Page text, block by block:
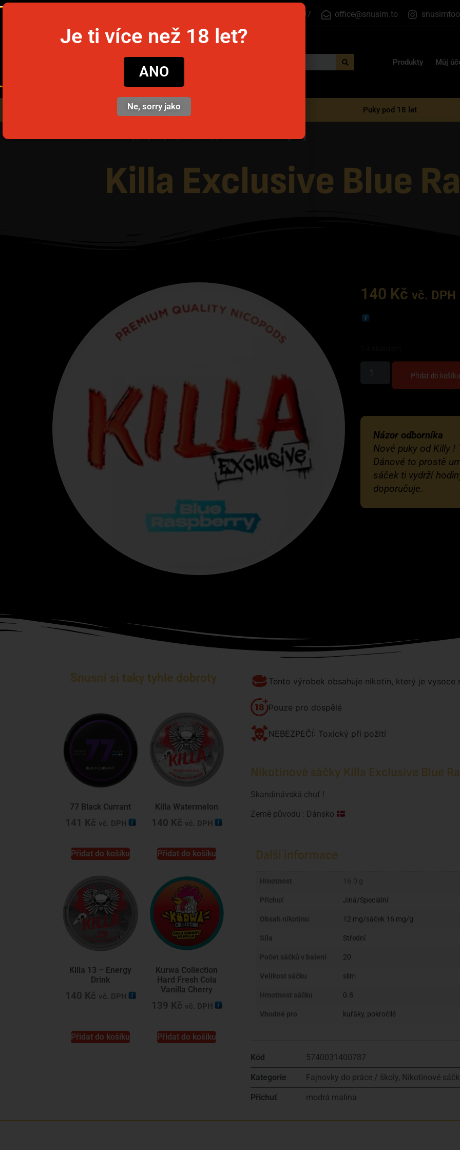
+420 555 500 807 office@snusim.to snusimtoo
snusim Produkty Můj
Puky pod 18 let
/ Killa Exclusive Blue Raspberry
Killa Exclusive Blue
140 Kč vč. DPH
Přidat do košíku
Názor odborníka
Nové puky od Killy
Dánové to prostě
sáček ti vydrží
doporučuje.
Snusni si taky tyhle dobroty
77 Black Currant
141 Kč vč. DPH
Přidat do košíku
Killa Watermelon
140 Kč vč. DPH
Přidat do košíku
Killa 13 – Energy
Drink
140 Kč vč. DPH
Přidat do košíku
Kurwa Collection
Hard Fresh Cola
Vanilla Cherry
139 Kč vč. DPH
Přidat do košíku
Tento výrobek obsahuje nikotin, který je vysoce
Pouze pro dospělé
NEBEZPEČÍ: Toxický při požití
Nikotinové sáčky Killa Exclusive Blue
Skandinávská chuť !
Země původu : Dánsko
Další informace
Hmotnost 16.0 g
Příchuť Jiná/Speciální
Obsah nikotinu 12 mg/sáček 16 mg/g
Síla Střední
Počet sáčků v balení 20
Velikost sáčku slim
Hmotnost sáčku 0.8
Vhodné pro kuřáky, pokročilé
Kód 5740031400787
Kategorie Fajnovky do práce / školy, Nikotinové
Příchuť modrá malina
Je ti více než 18 let?
ANO
Ne, sorry jako